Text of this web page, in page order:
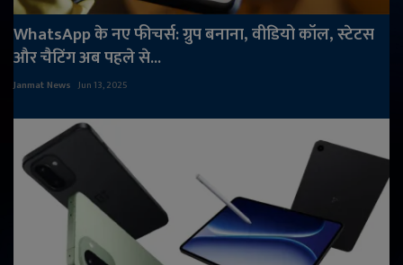
WhatsApp के नए फीचर्स: ग्रुप बनाना, वीडियो कॉल, स्टेटस
और चैटिंग अब पहले से...
Janmat News Jun 13, 2025